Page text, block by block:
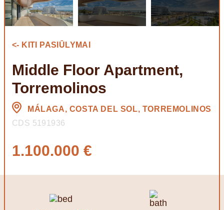
<- KITI PASIŪLYMAI
Middle Floor Apartment,
Torremolinos
MÁLAGA, COSTA DEL SOL, TORREMOLINOS
CDS 5191936
1.100.000 €